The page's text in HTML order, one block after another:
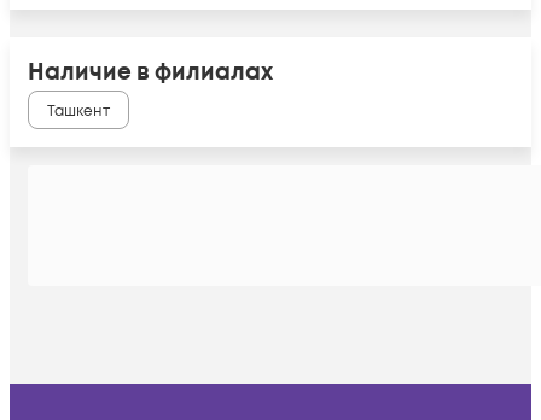
Наличие в филиалах
Ташкент